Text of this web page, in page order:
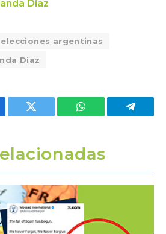
Díaz
elecciones argentinas
Díaz
Twitter WhatsApp